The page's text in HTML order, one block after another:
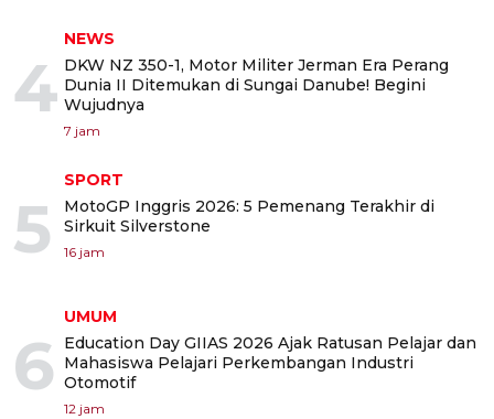
4
NEWS
DKW NZ 350-1, Motor Militer Jerman Era Perang
Dunia II Ditemukan di Sungai Danube! Begini
Wujudnya
7 jam
5
SPORT
MotoGP Inggris 2026: 5 Pemenang Terakhir di
Sirkuit Silverstone
16 jam
6
UMUM
Education Day GIIAS 2026 Ajak Ratusan Pelajar dan
Mahasiswa Pelajari Perkembangan Industri
Otomotif
12 jam